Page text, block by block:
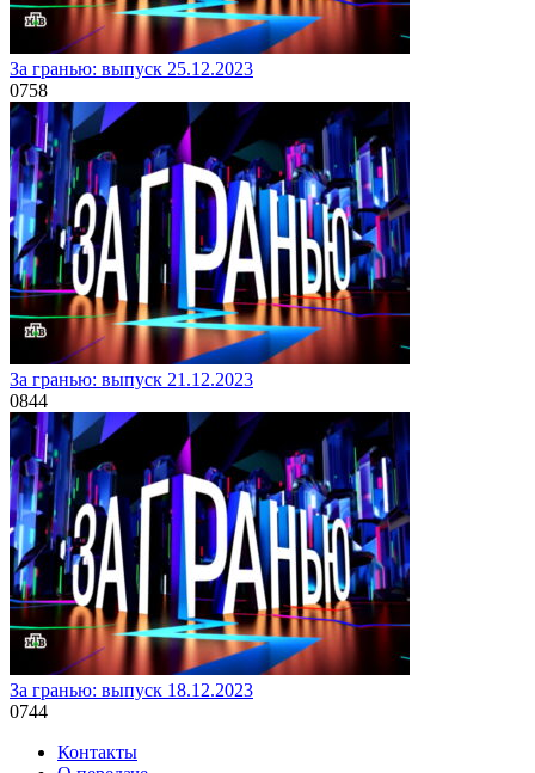
За гранью: выпуск 25.12.2023
0758
За гранью: выпуск 21.12.2023
0844
За гранью: выпуск 18.12.2023
0744
Контакты